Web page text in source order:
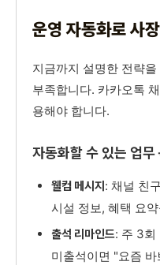
운영 자동화로 사
지금까지 설명한 전략
부족합니다. 카카오톡
용해야 합니다.
자동화할 수 있는 업무
웰컴 메시지 : 채널 친
시설 정보, 혜택 요
출석 리마인드: 주 3회
미출석이면 "요즘